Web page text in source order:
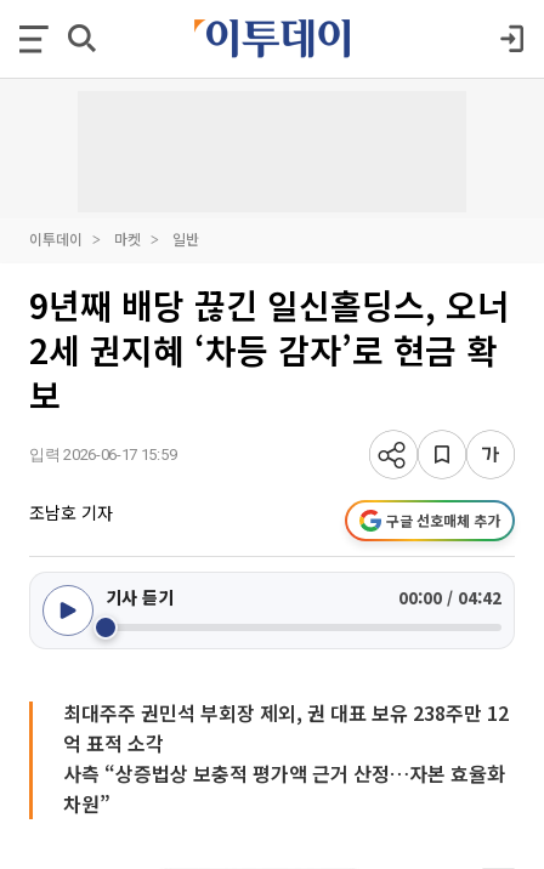
이투데이 마켓 일반
9년째 배당 끊긴 일신홀딩스, 오너
2세 권지혜 ‘차등 감자’로 현금 확
보
입력 2026-06-17 15:59
조남호 기자 구글 선호매체 추가
기사 듣기 00:00 / 04:42
최대주주 권민석 부회장 제외, 권 대표 보유 238주만 12
억 표적 소각
사측 “상증법상 보충적 평가액 근거 산정…자본 효율화
차원”